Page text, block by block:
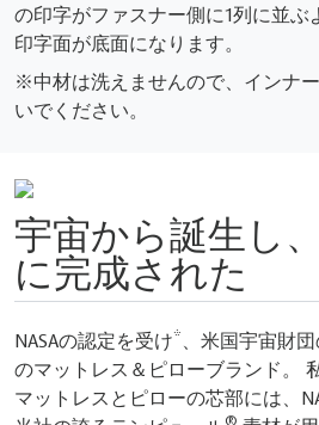
の印字がファスナー側に1列に並ぶ
印字面が底面になります。
※中材は洗えませんので、インナ
いでください。
宇宙から誕生し
に完成された
NASAの認定を受け*、米国宇宙財
のマットレス＆ピローブランド。
マットレスとピローの芯部には、
®